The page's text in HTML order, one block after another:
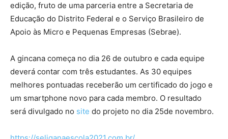
edição, fruto de uma parceria entre a Secretaria de
Educação do Distrito Federal e o Serviço Brasileiro de
Apoio às Micro e Pequenas Empresas (Sebrae).
A gincana começa no dia 26 de outubro e cada equipe
deverá contar com três estudantes. As 30 equipes
melhores pontuadas receberão um certificado do jogo e
um smartphone novo para cada membro. O resultado
será divulgado no site do projeto no dia 25de novembro.